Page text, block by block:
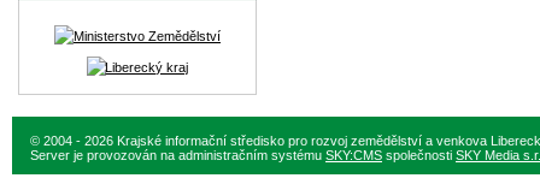
© 2004 - 2026 Krajské informační středisko pro rozvoj zemědělství a venkova
Server je provozován na administračním systému SKY:CMS společnosti SKY Media